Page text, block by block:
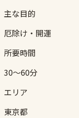
主な目的
厄除け・開運
所要時間
30〜60分
エリア
東京都